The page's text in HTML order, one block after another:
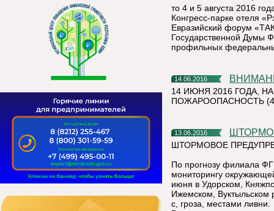
то 4 и 5 августа 2016
Конгресс-парке отеля
Евразийский форум
Государственной Думы
профильных
14.06.2016
14 ИЮНЯ 2016 ГОДА,
ПОЖАРООПАСНОСТЬ
13.06.2016
ШТОРМОВОЕ
По прогнозу филиала
мониторингу
июня в Удорском,
Ижемском, Вуктыльском
с, гроза, местами ливни.